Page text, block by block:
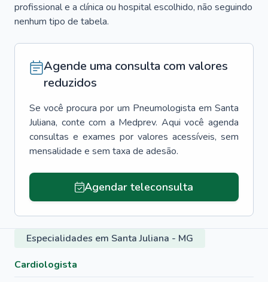
profissional e a clínica ou hospital escolhido, não seguindo
nenhum tipo de tabela.
Agende uma consulta com valores
reduzidos
Se você procura por um Pneumologista em Santa
Juliana, conte com a Medprev. Aqui você agenda
consultas e exames por valores acessíveis, sem
mensalidade e sem taxa de adesão.
Agendar teleconsulta
Especialidades em Santa Juliana - MG
Cardiologista